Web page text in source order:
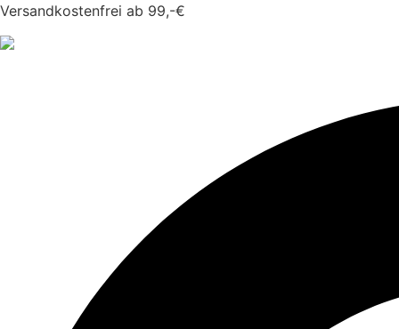
Zum
Inhalt
springen
Versandkostenfrei ab 99,-€